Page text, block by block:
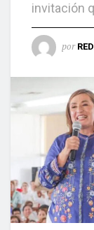
invitación
por